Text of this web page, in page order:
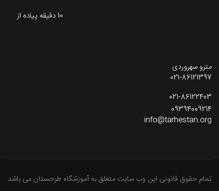
10 دقیقه پیاده از
مترو سهروردی
021-86121397
021-86122403
09394009214
info@tarhestan.org
تمام حقوق قانونی این وب سایت متعلق به آموزشگاه طرحستان می باشد